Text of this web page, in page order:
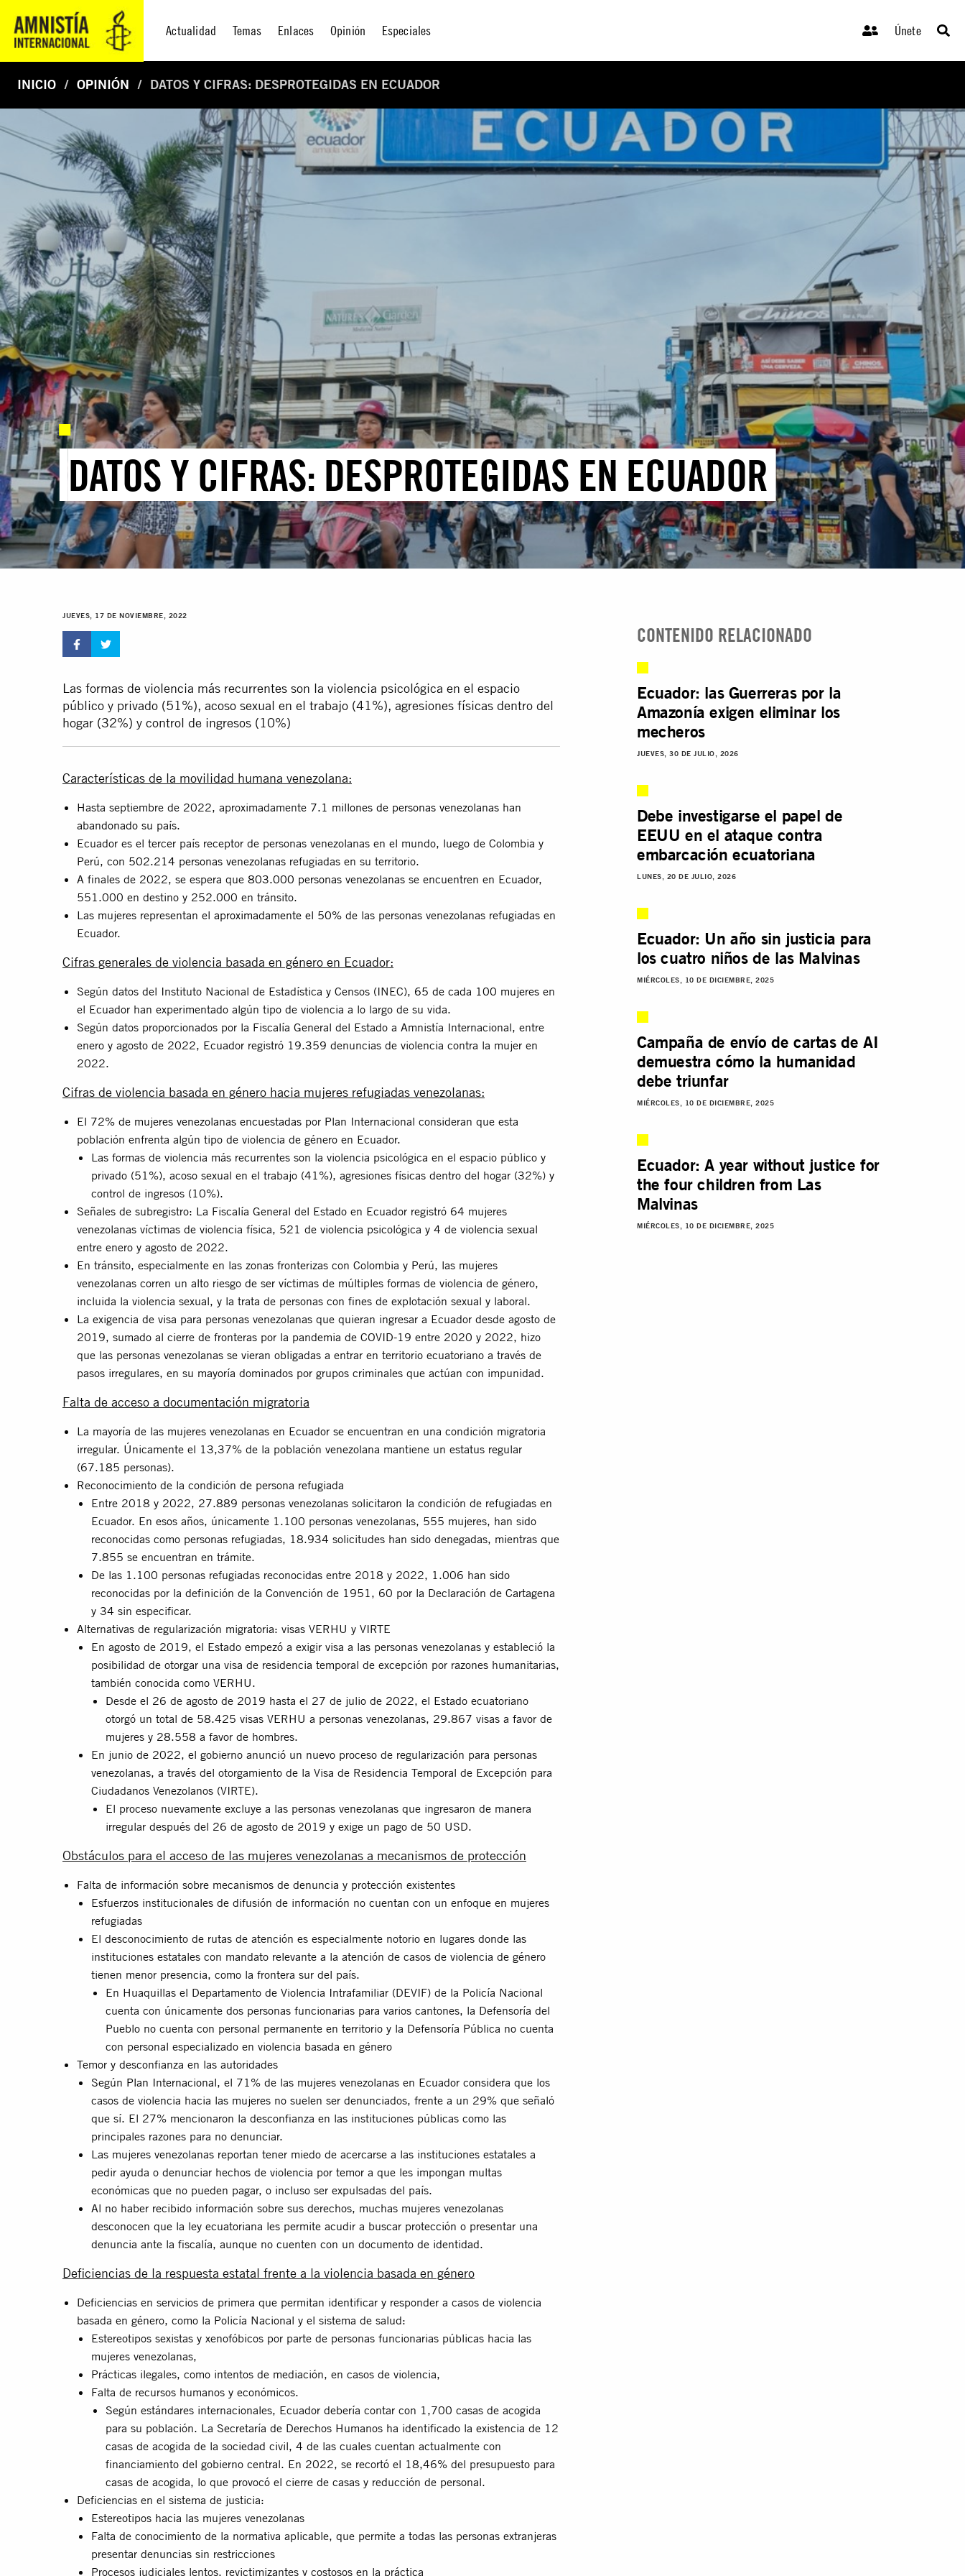
Actualidad Temas Enlaces Opinión Especiales Únete
INICIO OPINIÓN DATOS Y CIFRAS: DESPROTEGIDAS EN ECUADOR
DATOS Y CIFRAS: DESPROTEGIDAS EN ECUADOR
JUEVES, 17 DE NOVIEMBRE, 2022
Las formas de violencia más recurrentes son la violencia psicológica en el espacio
público y privado (51%), acoso sexual en el trabajo (41%), agresiones físicas dentro del
hogar (32%) y control de ingresos (10%)
Características de la movilidad humana venezolana:
Hasta septiembre de 2022, aproximadamente 7.1 millones de personas venezolanas han
abandonado su país.
Ecuador es el tercer país receptor de personas venezolanas en el mundo, luego de Colombia y
Perú, con 502.214 personas venezolanas refugiadas en su territorio.
A finales de 2022, se espera que 803.000 personas venezolanas se encuentren en Ecuador,
551.000 en destino y 252.000 en tránsito.
Las mujeres representan el aproximadamente el 50% de las personas venezolanas refugiadas en
Ecuador.
Cifras generales de violencia basada en género en Ecuador:
Según datos del Instituto Nacional de Estadística y Censos (INEC), 65 de cada 100 mujeres en
el Ecuador han experimentado algún tipo de violencia a lo largo de su vida.
Según datos proporcionados por la Fiscalía General del Estado a Amnistía Internacional, entre
enero y agosto de 2022, Ecuador registró 19.359 denuncias de violencia contra la mujer en
2022.
Cifras de violencia basada en género hacia mujeres refugiadas venezolanas:
El 72% de mujeres venezolanas encuestadas por Plan Internacional consideran que esta
población enfrenta algún tipo de violencia de género en Ecuador.
Las formas de violencia más recurrentes son la violencia psicológica en el espacio público y
privado (51%), acoso sexual en el trabajo (41%), agresiones físicas dentro del hogar (32%) y
control de ingresos (10%).
Señales de subregistro: La Fiscalía General del Estado en Ecuador registró 64 mujeres
venezolanas víctimas de violencia física, 521 de violencia psicológica y 4 de violencia sexual
entre enero y agosto de 2022.
En tránsito, especialmente en las zonas fronterizas con Colombia y Perú, las mujeres
venezolanas corren un alto riesgo de ser víctimas de múltiples formas de violencia de género,
incluida la violencia sexual, y la trata de personas con fines de explotación sexual y laboral.
La exigencia de visa para personas venezolanas que quieran ingresar a Ecuador desde agosto de
2019, sumado al cierre de fronteras por la pandemia de COVID-19 entre 2020 y 2022, hizo
que las personas venezolanas se vieran obligadas a entrar en territorio ecuatoriano a través de
pasos irregulares, en su mayoría dominados por grupos criminales que actúan con impunidad.
Falta de acceso a documentación migratoria
La mayoría de las mujeres venezolanas en Ecuador se encuentran en una condición migratoria
irregular. Únicamente el 13,37% de la población venezolana mantiene un estatus regular
(67.185 personas).
Reconocimiento de la condición de persona refugiada
Entre 2018 y 2022, 27.889 personas venezolanas solicitaron la condición de refugiadas en
Ecuador. En esos años, únicamente 1.100 personas venezolanas, 555 mujeres, han sido
reconocidas como personas refugiadas, 18.934 solicitudes han sido denegadas, mientras que
7.855 se encuentran en trámite.
De las 1.100 personas refugiadas reconocidas entre 2018 y 2022, 1.006 han sido
reconocidas por la definición de la Convención de 1951, 60 por la Declaración de Cartagena
y 34 sin especificar.
Alternativas de regularización migratoria: visas VERHU y VIRTE
En agosto de 2019, el Estado empezó a exigir visa a las personas venezolanas y estableció la
posibilidad de otorgar una visa de residencia temporal de excepción por razones humanitarias,
también conocida como VERHU.
Desde el 26 de agosto de 2019 hasta el 27 de julio de 2022, el Estado ecuatoriano
otorgó un total de 58.425 visas VERHU a personas venezolanas, 29.867 visas a favor de
mujeres y 28.558 a favor de hombres.
En junio de 2022, el gobierno anunció un nuevo proceso de regularización para personas
venezolanas, a través del otorgamiento de la Visa de Residencia Temporal de Excepción para
Ciudadanos Venezolanos (VIRTE).
El proceso nuevamente excluye a las personas venezolanas que ingresaron de manera
irregular después del 26 de agosto de 2019 y exige un pago de 50 USD.
Obstáculos para el acceso de las mujeres venezolanas a mecanismos de protección
Falta de información sobre mecanismos de denuncia y protección existentes
Esfuerzos institucionales de difusión de información no cuentan con un enfoque en mujeres
refugiadas
El desconocimiento de rutas de atención es especialmente notorio en lugares donde las
instituciones estatales con mandato relevante a la atención de casos de violencia de género
tienen menor presencia, como la frontera sur del país.
En Huaquillas el Departamento de Violencia Intrafamiliar (DEVIF) de la Policía Nacional
cuenta con únicamente dos personas funcionarias para varios cantones, la Defensoría del
Pueblo no cuenta con personal permanente en territorio y la Defensoría Pública no cuenta
con personal especializado en violencia basada en género
Temor y desconfianza en las autoridades
Según Plan Internacional, el 71% de las mujeres venezolanas en Ecuador considera que los
casos de violencia hacia las mujeres no suelen ser denunciados, frente a un 29% que señaló
que sí. El 27% mencionaron la desconfianza en las instituciones públicas como las
principales razones para no denunciar.
Las mujeres venezolanas reportan tener miedo de acercarse a las instituciones estatales a
pedir ayuda o denunciar hechos de violencia por temor a que les impongan multas
económicas que no pueden pagar, o incluso ser expulsadas del país.
Al no haber recibido información sobre sus derechos, muchas mujeres venezolanas
desconocen que la ley ecuatoriana les permite acudir a buscar protección o presentar una
denuncia ante la fiscalía, aunque no cuenten con un documento de identidad.
Deficiencias de la respuesta estatal frente a la violencia basada en género
Deficiencias en servicios de primera que permitan identificar y responder a casos de violencia
basada en género, como la Policía Nacional y el sistema de salud:
Estereotipos sexistas y xenofóbicos por parte de personas funcionarias públicas hacia las
mujeres venezolanas,
Prácticas ilegales, como intentos de mediación, en casos de violencia,
Falta de recursos humanos y económicos.
Según estándares internacionales, Ecuador debería contar con 1,700 casas de acogida
para su población. La Secretaría de Derechos Humanos ha identificado la existencia de 12
casas de acogida de la sociedad civil, 4 de las cuales cuentan actualmente con
financiamiento del gobierno central. En 2022, se recortó el 18,46% del presupuesto para
casas de acogida, lo que provocó el cierre de casas y reducción de personal.
Deficiencias en el sistema de justicia:
Estereotipos hacia las mujeres venezolanas
Falta de conocimiento de la normativa aplicable, que permite a todas las personas extranjeras
presentar denuncias sin restricciones
Procesos judiciales lentos, revictimizantes y costosos en la práctica
CONTENIDO RELACIONADO
Ecuador: las Guerreras por la
Amazonía exigen eliminar los
mecheros
JUEVES, 30 DE JULIO, 2026
Debe investigarse el papel de
EEUU en el ataque contra
embarcación ecuatoriana
LUNES, 20 DE JULIO, 2026
Ecuador: Un año sin justicia para
los cuatro niños de las Malvinas
MIÉRCOLES, 10 DE DICIEMBRE, 2025
Campaña de envío de cartas de AI
demuestra cómo la humanidad
debe triunfar
MIÉRCOLES, 10 DE DICIEMBRE, 2025
Ecuador: A year without justice for
the four children from Las
Malvinas
MIÉRCOLES, 10 DE DICIEMBRE, 2025